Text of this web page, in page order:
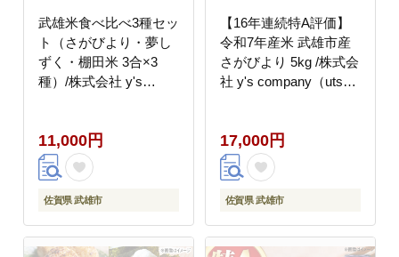
武雄米食べ比べ3種セッ
ト（さがびより・夢し
ずく・棚田米 3合×3
種）/株式会社 y's
11,000円
佐賀県 武雄市
【16年連続特A評価】
令和7年産米 武雄市産
さがびより 5kg /株式会
社 y's company（utsu
17,000円
佐賀県 武雄市